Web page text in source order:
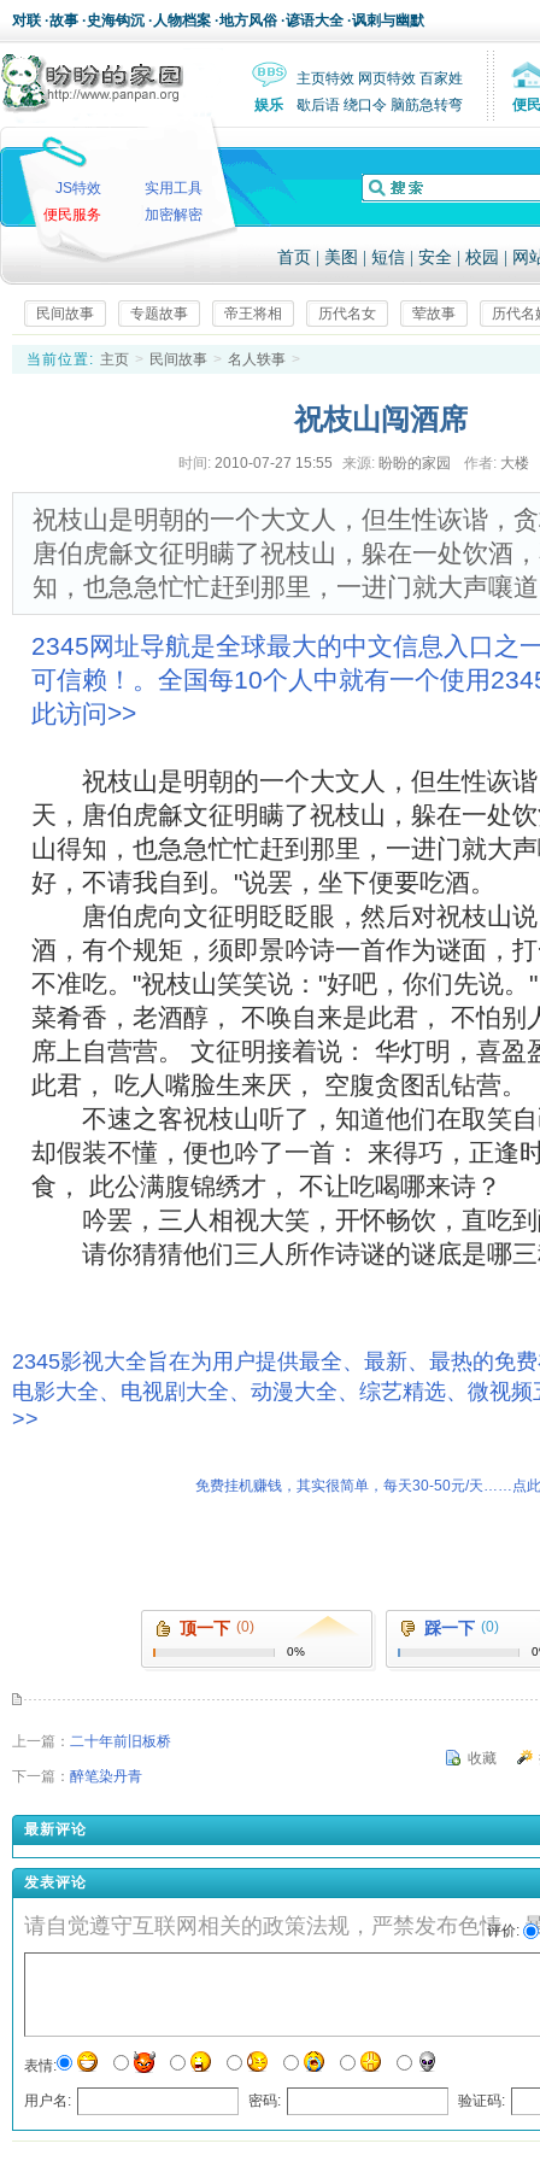
对联 ·故事 ·史海钩沉 ·人物档案 ·地方风俗 ·谚语大全 ·讽刺与幽默
主页特效 网页特效 百家姓
娱乐
歇后语 绕口令 脑筋急转弯 便民
JS特效
实用工具
便民服务
加密解密
首页 美图 短信 安全 校园 网
民间故事 专题故事 帝王将相 历代名女 荤故事 历代名
当前位置: 主页 > 民间故事 > 名人轶事 >
祝枝山闯酒席
时间: 2010-07-27 15:55 来源: 盼盼的家园 作者: 大楼
祝枝山是明朝的一个大文人，但生性诙谐，
唐伯虎龢文征明瞒了祝枝山，躲在一处饮酒
知，也急急忙忙赶到那里，一进门就大声嚷
2345网址导航是全球最大的中文信息入口之
可信赖！。全国每10个人中就有一个使用
此访问>>
祝枝山是明朝的一个大文人，但生性诙谐
天，唐伯虎龢文征明瞒了祝枝山，躲在一处
山得知，也急急忙忙赶到那里，一进门就大
好，不请我自到。"说罢，坐下便要吃酒。
唐伯虎向文征明眨眨眼，然后对祝枝山说
酒，有个规矩，须即景吟诗一首作为谜面，
不准吃。"祝枝山笑笑说："好吧，你们先说。
菜肴香，老酒醇， 不唤自来是此君， 不怕别
席上自营营。 文征明接着说： 华灯明，喜盈
此君， 吃人嘴脸生来厌， 空腹贪图乱钻营。
不速之客祝枝山听了，知道他们在取笑自
却假装不懂，便也吟了一首： 来得巧，正逢
食， 此公满腹锦绣才， 不让吃喝哪来诗？
吟罢，三人相视大笑，开怀畅饮，直吃到
请你猜猜他们三人所作诗谜的谜底是哪三
2345影视大全旨在为用户提供最全、最新、最热的免
电影大全、电视剧大全、动漫大全、综艺精选、微视
>>
免费挂机赚钱，其实很简单，每天30-50元/天……点
顶一下 (0)
0%
踩一下 (0)
上一篇： 二十年前旧板桥
下一篇： 醉笔染丹青
收藏
最新评论
发表评论
请自觉遵守互联网相关的政策法规，严禁发布色情、
评价:
表情:
用户名: 密码: 验证码:
发表评论